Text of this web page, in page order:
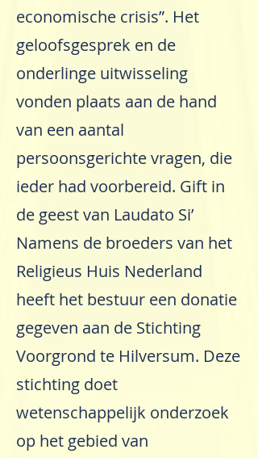
economische crisis”. Het
geloofsgesprek en de
onderlinge uitwisseling
vonden plaats aan de hand
van een aantal
persoonsgerichte vragen, die
ieder had voorbereid. Gift in
de geest van Laudato Si’
Namens de broeders van het
Religieus Huis Nederland
heeft het bestuur een donatie
gegeven aan de Stichting
Voorgrond te Hilversum. Deze
stichting doet
wetenschappelijk onderzoek
op het gebied van